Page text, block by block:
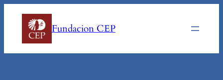
contenido
Fundacion CEP